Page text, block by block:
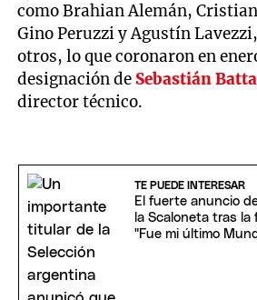
como Brahian Alemán,
Gino Peruzzi y Agustín
otros, lo que coronaron en
designación de Sebastián
director técnico.
TE PUEDE INTERESAR
El fuerte anuncio
la Scaloneta tras la
"Fue mi último